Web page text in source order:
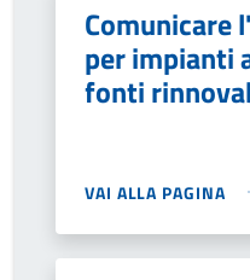
Comunicare
per impianti
fonti
VAI ALLA PAGINA